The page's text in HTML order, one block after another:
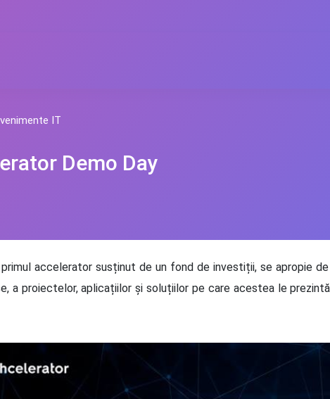
IT
Demo Day
accelerator susținut de un fond de investiții, se apropie
a proiectelor, aplicațiilor și soluțiilor pe care acestea le